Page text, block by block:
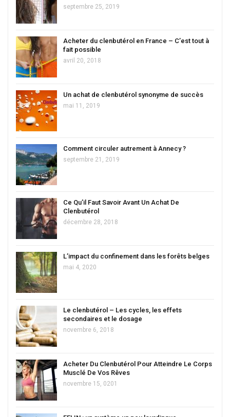
septembre 25, 2019
Acheter du clenbutérol en France – C’est tout à
fait possible
avril 20, 2018
Un achat de clenbutérol synonyme de succès
mai 11, 2019
Comment circuler autrement à Annecy ?
septembre 21, 2019
Ce Qu’il Faut Savoir Avant Un Achat De
Clenbutérol
décembre 28, 2018
L’impact du confinement dans les forêts belges
mai 4, 2020
Le clenbutérol – Les cycles, les effets
secondaires et le dosage
novembre 6, 2018
Acheter Du Clenbutérol Pour Atteindre Le Corps
Musclé De Vos Rêves
novembre 15, 0201